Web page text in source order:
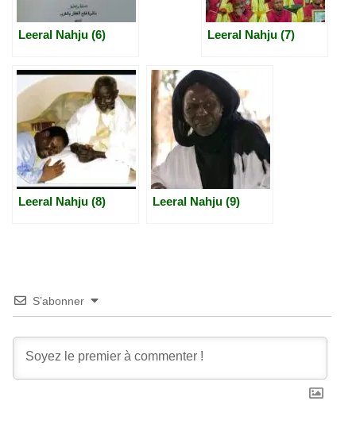
Leeral Nahju (6) Leeral Nahju (7)
Leeral Nahju (8) Leeral Nahju (9)
S’abonner